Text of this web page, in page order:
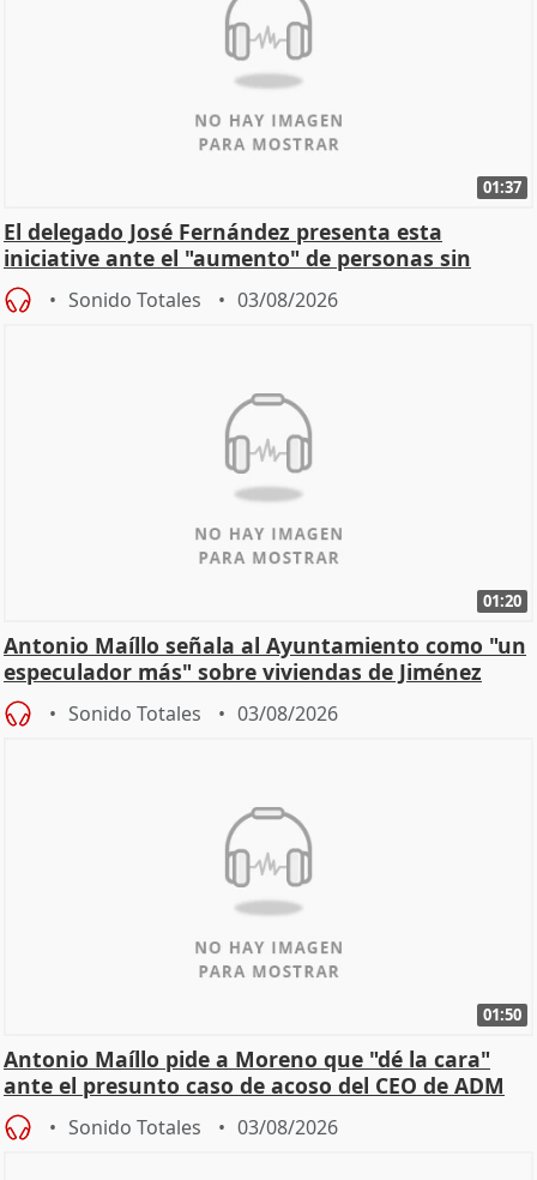
01:37
El delegado José Fernández presenta esta
iniciative ante el "aumento" de personas sin
hogar en Madri
Sonido Totales 03/08/2026
01:20
Antonio Maíllo señala al Ayuntamiento como "un
especulador más" sobre viviendas de Jiménez
Becerril
Sonido Totales 03/08/2026
01:50
Antonio Maíllo pide a Moreno que "dé la cara"
ante el presunto caso de acoso del CEO de ADM
Sonido Totales 03/08/2026